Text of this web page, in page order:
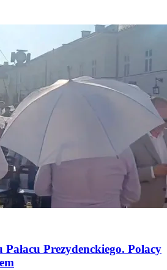
Prezydenckiego. Polacy